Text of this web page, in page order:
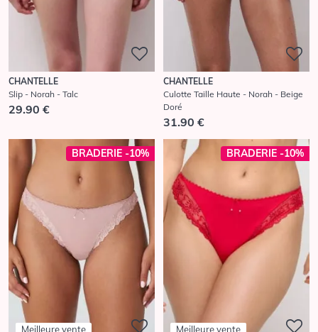
CHANTELLE
Slip - Norah - Talc
29.90 €
CHANTELLE
Culotte Taille Haute - Norah - Beige
Doré
31.90 €
BRADERIE -10%
Meilleure vente
BRADERIE -10%
Meilleure vente